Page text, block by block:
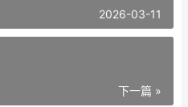
2026-03-11
下一篇 »